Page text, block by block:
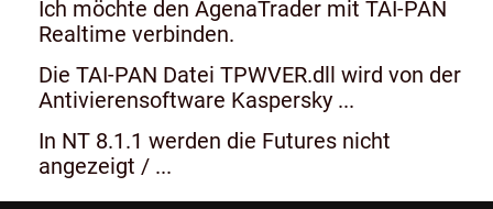
Ich möchte den AgenaTrader mit TAI-PAN
Realtime verbinden.
Die TAI-PAN Datei TPWVER.dll wird von der
Antivierensoftware Kaspersky ...
In NT 8.1.1 werden die Futures nicht
angezeigt / ...